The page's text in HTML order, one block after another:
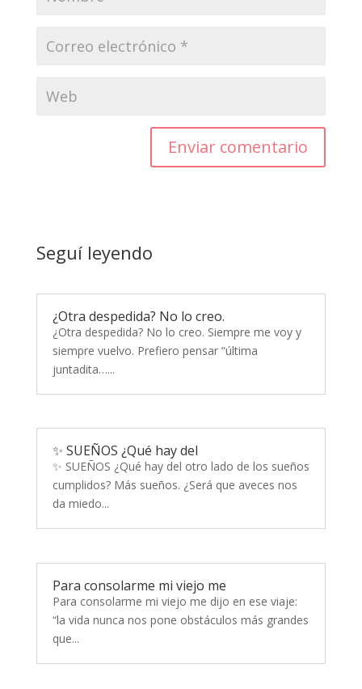
Enviar comentario
Seguí leyendo
¿Otra despedida? No lo creo.
¿Otra despedida? No lo creo. Siempre me voy y
siempre vuelvo. Prefiero pensar “última
juntadita…...
✨ SUEÑOS ¿Qué hay del
✨ SUEÑOS ¿Qué hay del otro lado de los sueños
cumplidos? Más sueños. ¿Será que aveces nos
da miedo...
Para consolarme mi viejo me
Para consolarme mi viejo me dijo en ese viaje:
“la vida nunca nos pone obstáculos más grandes
que...